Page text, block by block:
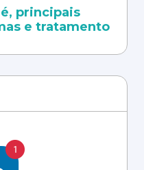
principais
e tratamento